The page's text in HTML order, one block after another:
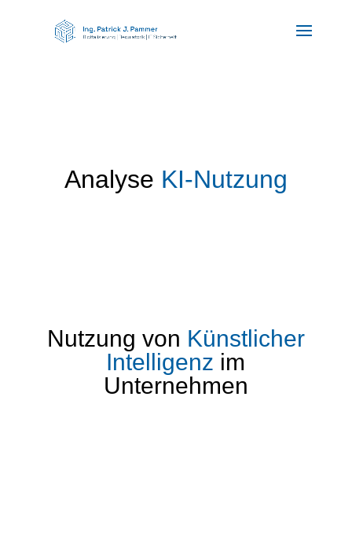
Analyse KI-Nutzung
Nutzung von Künstlicher
Intelligenz im
Unternehmen